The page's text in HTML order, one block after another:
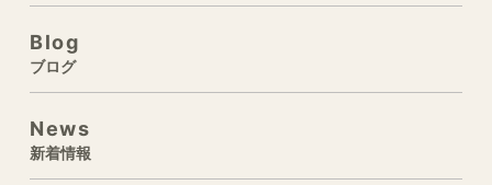
Blog
ブログ
News
新着情報